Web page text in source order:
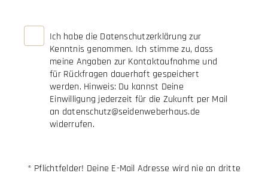
Ich habe die Datenschutzerklärung zur
Kenntnis genommen. Ich stimme zu, dass
meine Angaben zur Kontaktaufnahme und
für Rückfragen dauerhaft gespeichert
werden. Hinweis: Du kannst Deine
Einwilligung jederzeit für die Zukunft per Mail
an datenschutz@seidenweberhaus.de
widerrufen.
* Pflichtfelder! Deine E-Mail Adresse wird nie an dritte